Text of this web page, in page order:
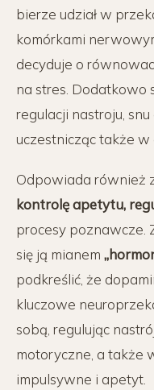
bierze udział w
komórkami
decyduje o
na stres. Dodatkowo
regulacji nastroju,
uczestnicząc także w
Odpowiada również
kontrolę apetytu,
procesy poznawcze.
się ją mianem
podkreślić, że
kluczowe
sobą, regulując
motoryczne, a także
impulsywne i apetyt.